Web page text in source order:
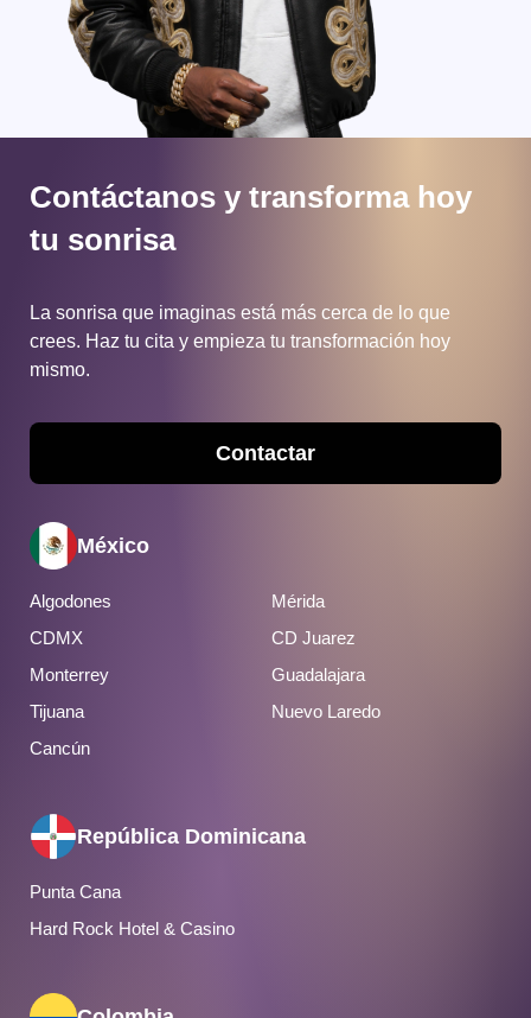
Contáctanos y transforma hoy
tu sonrisa
La sonrisa que imaginas está más cerca de lo que
crees. Haz tu cita y empieza tu transformación hoy
mismo.
Contactar
México
Algodones
Mérida
CDMX
CD Juarez
Monterrey
Guadalajara
Tijuana
Nuevo Laredo
Cancún
República Dominicana
Punta Cana
Hard Rock Hotel & Casino